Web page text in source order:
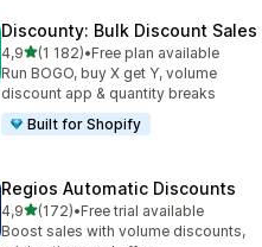
Discounty: Bulk Discount Sales
4,9z 5 hvězd
(1 182)
Celkový počet recenzí: 1182
•Free plan available
Run BOGO, buy X get Y, volume
discount app & quantity breaks
Built for Shopify
Regios Automatic Discounts
4,9z 5 hvězd
(172)
Celkový počet recenzí: 172
•Free trial available
Boost sales with volume discounts,